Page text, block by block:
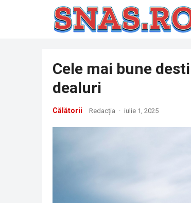
Cele mai bune
dealuri
Călătorii Redacția · iulie 1, 2025